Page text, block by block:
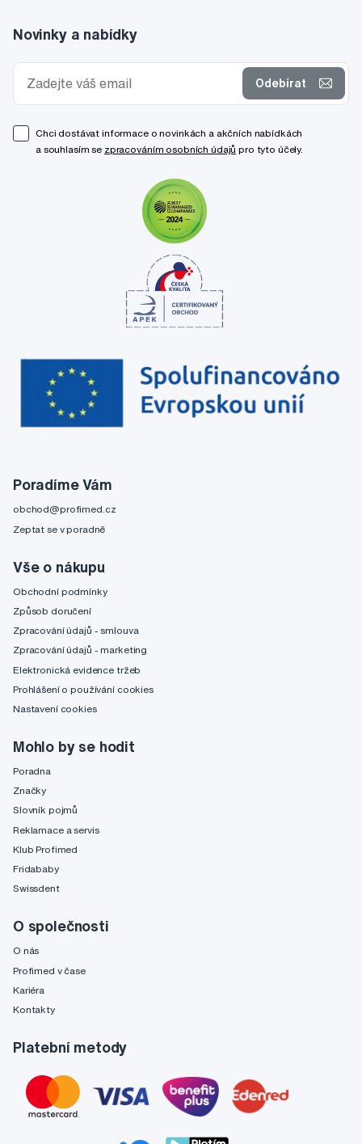
Poradíme Vám
obchod@profimed.cz
Zeptat se v poradně
Vše o nákupu
Obchodní podmínky
Způsob doručení
Zpracování údajů - smlouva
Zpracování údajů - marketing
Elektronická evidence tržeb
Prohlášení o používání cookies
Nastavení cookies
Mohlo by se hodit
Poradna
Značky
Slovník pojmů
Reklamace a servis
Klub Profimed
Fridababy
Swissdent
O společnosti
O nás
Profimed v čase
Kariéra
Kontakty
Platební metody
Novinky a nabídky
Odebírat
Chci dostávat informace o novinkách a akčních nabídkách
a souhlasím se zpracováním osobních údajů pro tyto účely.